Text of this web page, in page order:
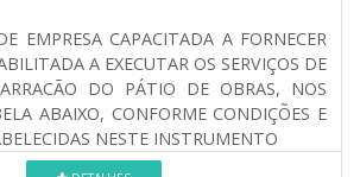
EMPRESA CAPACITADA A FORNECER
A EXECUTAR OS SERVIÇOS DE
DO PÁTIO DE OBRAS, NOS
ABAIXO, CONFORME CONDIÇÕES E
NESTE INSTRUMENTO